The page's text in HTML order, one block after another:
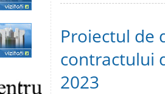
Proiectul de
contractului
2023